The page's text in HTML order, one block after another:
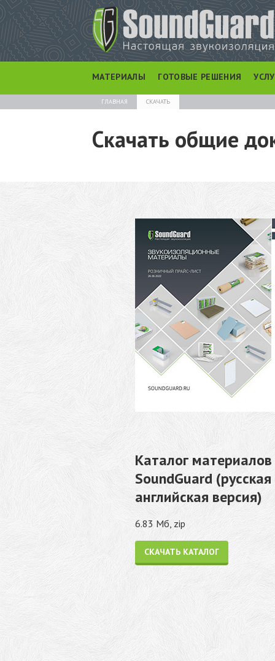
МАТЕРИАЛЫ ГОТОВЫЕ РЕШЕНИЯ
ГЛАВНАЯ СКАЧАТЬ
Скачать общие
Каталог материалов
SoundGuard
английская версия)
6.83 Мб, zip
СКАЧАТЬ КАТАЛОГ